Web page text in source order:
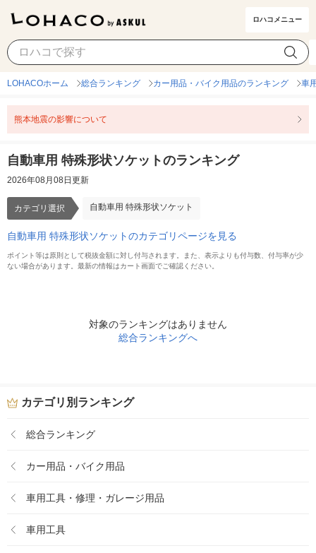
ロハコメニュー
自動車用 特殊形状ソケット カテゴリ選択
LOHACOホーム 総合ランキング カー用品・バイク用品のランキング 車
熊本地震の影響について
自動車用 特殊形状ソケットのランキング
2026年08月08日更新
カテゴリ選択 自動車用 特殊形状ソケット
自動車用 特殊形状ソケットのカテゴリページを見る
ポイント等は原則として税抜金額に対し付与されます。また、表示よりも付与数、付与率が少
ない場合があります。最新の情報はカート画面でご確認ください。
対象のランキングはありません
総合ランキングへ
カテゴリ別ランキング
総合ランキング
カー用品・バイク用品
車用工具・修理・ガレージ用品
車用工具